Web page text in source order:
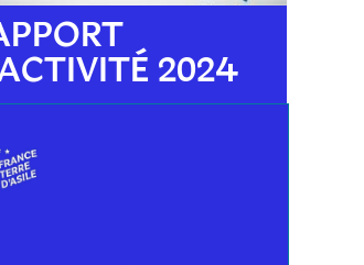
2024